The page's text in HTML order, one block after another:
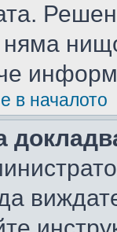
няма
в началото